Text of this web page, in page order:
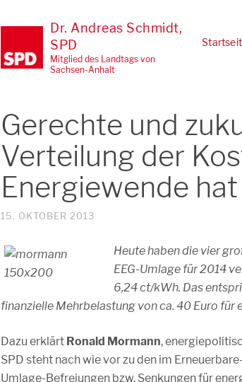
Dr. Andreas Schmidt,
SPD
Mitglied des Landtags von
Sachsen-Anhalt
Gerechte und
Verteilung der
Energiewende
15. OKTOBER 2013
Heute haben die vier
EEG-Umlage für 2014
6,24 ct/kWh. Das
finanzielle Mehrbelastung von ca. 40 Euro für
Dazu erklärt Ronald Mormann,
SPD steht nach wie vor zu den im
Umlage-Befreiungen bzw. Senkungen für